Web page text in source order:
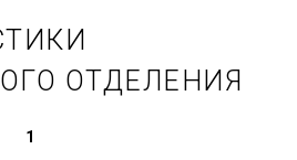
ОТДЕЛЕНИЯ
1